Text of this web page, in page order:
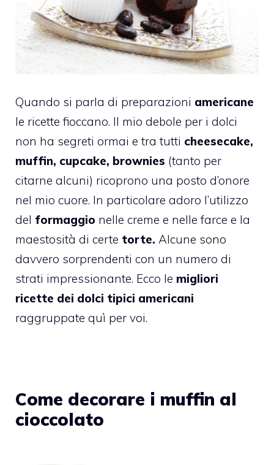
Quando si parla di preparazioni americane
le ricette fioccano. Il mio debole per i dolci
non ha segreti ormai e tra tutti cheesecake,
muffin, cupcake, brownies (tanto per
citarne alcuni) ricoprono una posto d’onore
nel mio cuore. In particolare adoro l’utilizzo
del formaggio nelle creme e nelle farce e la
maestosità di certe torte. Alcune sono
davvero sorprendenti con un numero di
strati impressionante. Ecco le migliori
ricette dei dolci tipici americani
raggruppate quì per voi.
Come decorare i muffin al
cioccolato